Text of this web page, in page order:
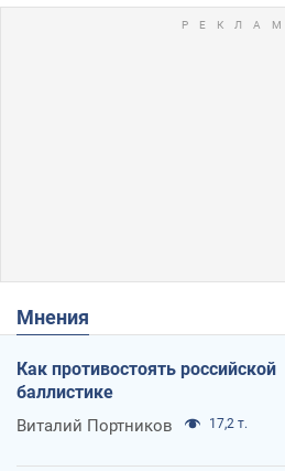
Мнения
Как противостоять российской
баллистике
Виталий Портников 17,2 т.